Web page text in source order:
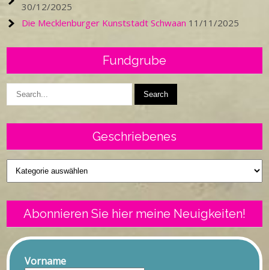
30/12/2025
Die Mecklenburger Kunststadt Schwaan 11/11/2025
Fundgrube
Geschriebenes
Geschriebenes
Abonnieren Sie hier meine Neuigkeiten!
Vorname